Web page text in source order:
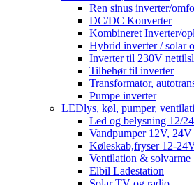
Ren sinus inverter/
DC/DC Konverter
Kombineret Inverter/
Hybrid inverter / solar
Inverter til 230V
Tilbehør til inverter
Transformator,
Pumpe inverter
LEDlys, køl, pumper,
Led og belysning 12/
Vandpumper 12V, 24V
Køleskab,fryser 12-
Ventilation & solvarme
Elbil Ladestation